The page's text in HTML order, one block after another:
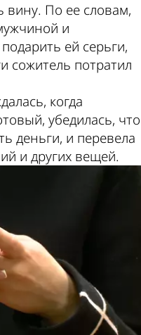
вину. По ее словам,
и
ей серьги,
сожитель потратил
когда
убедилась, что
деньги, и перевела
и других вещей.